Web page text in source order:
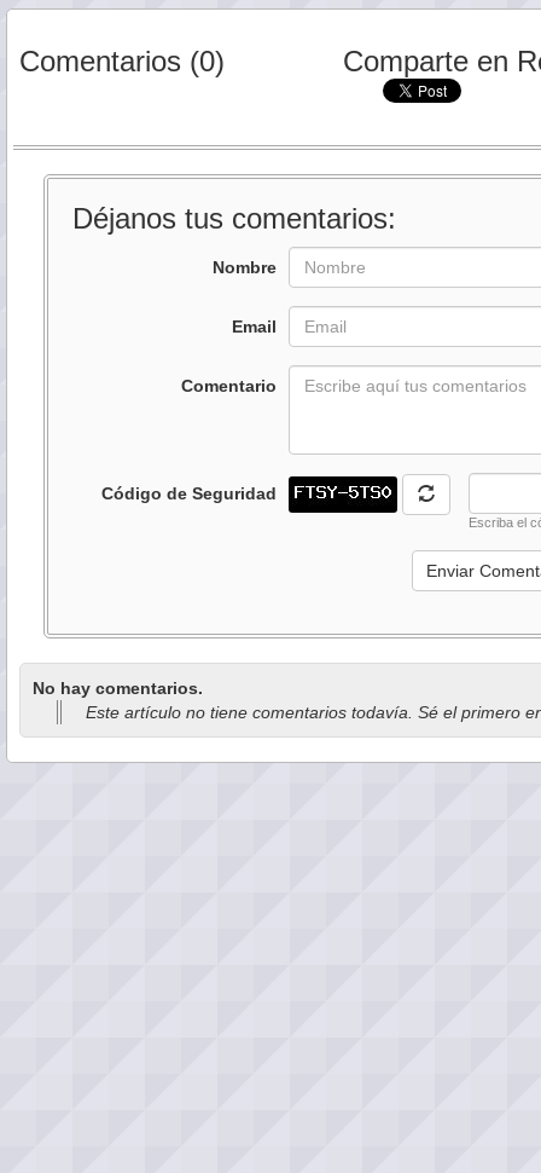
Comentarios (0) Comparte en
Déjanos tus comentarios:
Nombre
Email
Comentario
Código de Seguridad
Escriba el
No hay comentarios.
Este artículo no tiene comentarios todavía. Sé el primero